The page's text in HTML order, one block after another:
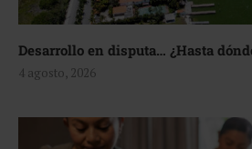
Desarrollo en disputa… ¿Hasta
4 agosto, 2026